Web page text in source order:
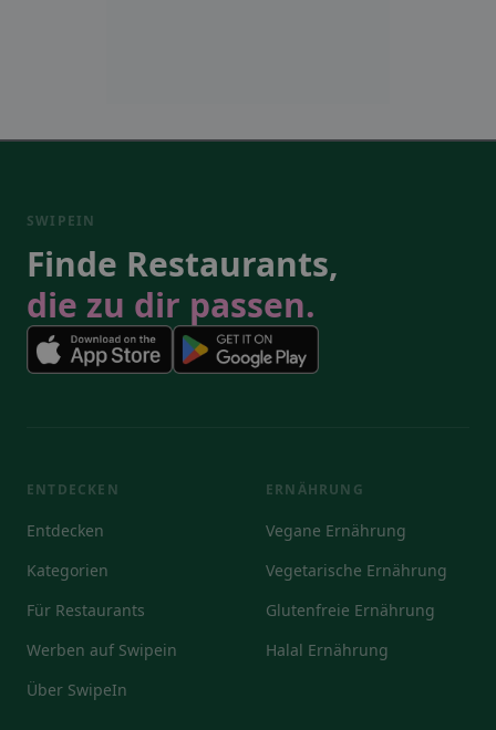
SWIPEIN
Finde Restaurants,
die zu dir passen.
ENTDECKEN
Entdecken
Kategorien
Für Restaurants
Werben auf Swipein
Über SwipeIn
ERNÄHRUNG
Vegane Ernährung
Vegetarische Ernährung
Glutenfreie Ernährung
Halal Ernährung